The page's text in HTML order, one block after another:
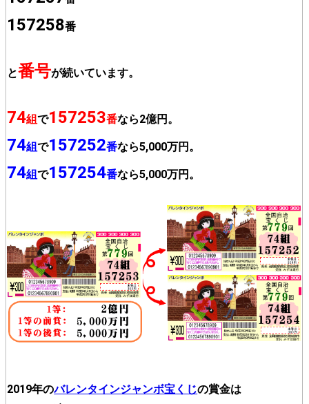
157258番
と番号が続いています。
74組で157253番なら2億円。
74組で157252番なら5,000万円。
74組で157254番なら5,000万円。
2019年のバレンタインジャンボ宝くじの賞金は